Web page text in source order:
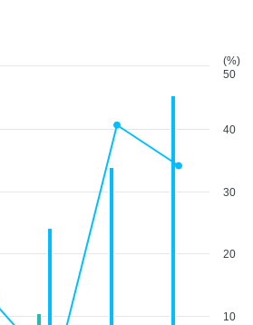
10
20
30
40
(%)
50